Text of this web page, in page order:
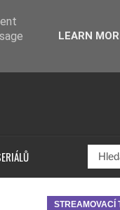
STREAMOVACÍ
LEARN